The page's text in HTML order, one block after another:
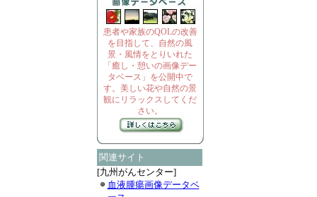
患者や家族のQOLの改善
を目指して、自然の風
景・風情をとりいれた
「癒し・憩いの画像デー
タベース」を公開中で
す。美しい花や自然の景
観にリラックスしてくだ
さい。
関連サイト
[九州がんセンター]
血液腫瘍画像データベ